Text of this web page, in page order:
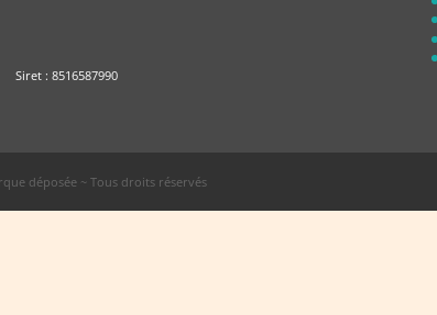
Siret : 8516587990
déposée ~ Tous droits réservés